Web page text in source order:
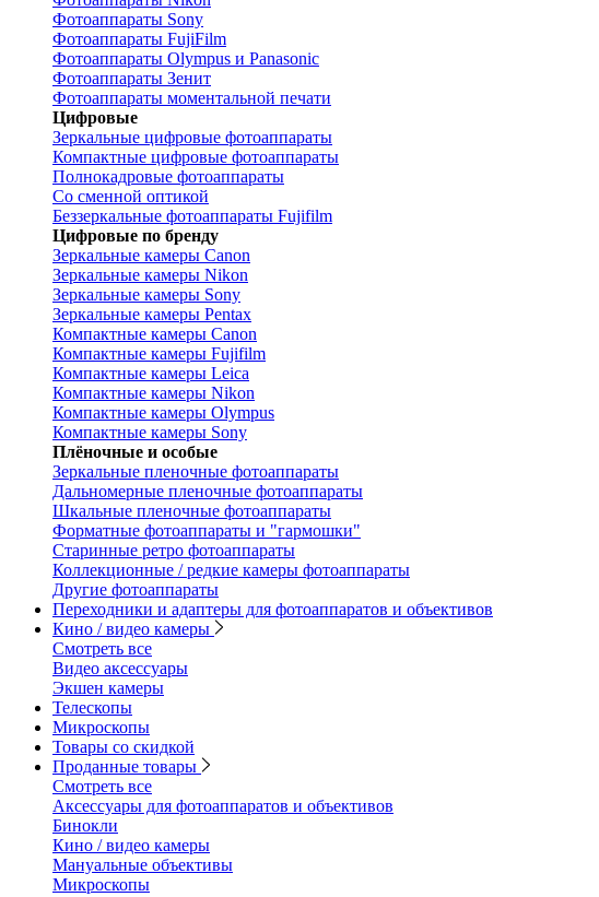
Фотоаппараты Sony
Фотоаппараты FujiFilm
Фотоаппараты Olympus и Panasonic
Фотоаппараты Зенит
Фотоаппараты моментальной печати
Цифровые
Зеркальные цифровые фотоаппараты
Компактные цифровые фотоаппараты
Полнокадровые фотоаппараты
Со сменной оптикой
Беззеркальные фотоаппараты Fujifilm
Цифровые по бренду
Зеркальные камеры Canon
Зеркальные камеры Nikon
Зеркальные камеры Sony
Зеркальные камеры Pentax
Компактные камеры Canon
Компактные камеры Fujifilm
Компактные камеры Leica
Компактные камеры Nikon
Компактные камеры Olympus
Компактные камеры Sony
Плёночные и особые
Зеркальные пленочные фотоаппараты
Дальномерные пленочные фотоаппараты
Шкальные пленочные фотоаппараты
Форматные фотоаппараты и "гармошки"
Старинные ретро фотоаппараты
Коллекционные / редкие камеры фотоаппараты
Другие фотоаппараты
Переходники и адаптеры для фотоаппаратов и объективов
Кино / видео камеры
Смотреть все
Видео аксессуары
Экшен камеры
Телескопы
Микроскопы
Товары со скидкой
Проданные товары
Смотреть все
Аксессуары для фотоаппаратов и объективов
Бинокли
Кино / видео камеры
Мануальные объективы
Микроскопы